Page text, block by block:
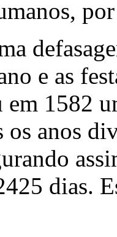
e as
1582
os anos
dias.